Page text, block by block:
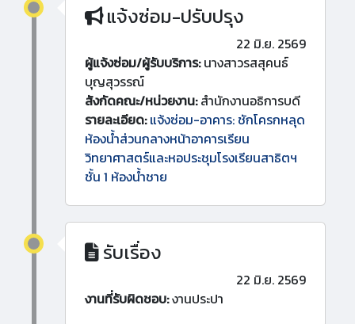
แจ้งซ่อม-ปรับปรุง
22 มิ.ย. 2569
ผู้แจ้งซ่อม/ผู้รับบริการ:นางสาวรสสุคนธ์
บุญสุวรรณ์
สังกัดคณะ/หน่วยงาน:สำนักงานอธิการบดี
รายละเอียด: แจ้งซ่อม-อาคาร: ชักโครกหลุด
ห้องน้ำส่วนกลางหน้าอาคารเรียน
วิทยาศาสตร์และหอประชุมโรงเรียนสาธิตฯ
ชั้น 1 ห้องน้ำชาย
รับเรื่อง
22 มิ.ย. 2569
งานที่รับผิดชอบ:งานประปา